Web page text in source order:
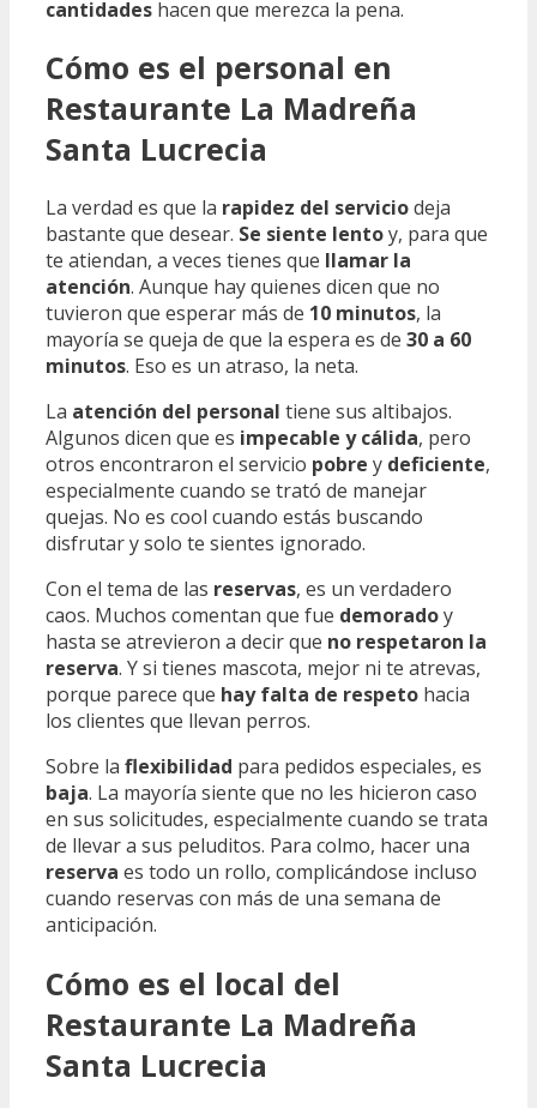
cantidades hacen que merezca la pena.
Cómo es el personal en
Restaurante La Madreña
Santa Lucrecia
La verdad es que la rapidez del serviciodeja
bastante que desear. Se siente lentoy, para que
te atiendan, a veces tienes que llamar la
atención. Aunque hay quienes dicen que no
tuvieron que esperar más de 10 minutos, la
mayoría se queja de que la espera es de 30 a 60
minutos. Eso es un atraso, la neta.
La atención del personal tiene sus altibajos.
Algunos dicen que es impecable y cálida, pero
otros encontraron el servicio pobre y deficiente,
especialmente cuando se trató de manejar
quejas. No es cool cuando estás buscando
disfrutar y solo te sientes ignorado.
Con el tema de las reservas, es un verdadero
caos. Muchos comentan que fue demoradoy
hasta se atrevieron a decir que no respetaron la
reserva. Y si tienes mascota, mejor ni te atrevas,
porque parece que hay falta de respeto hacia
los clientes que llevan perros.
Sobre la flexibilidad para pedidos especiales, es
baja. La mayoría siente que no les hicieron caso
en sus solicitudes, especialmente cuando se trata
de llevar a sus peluditos. Para colmo, hacer una
reserva es todo un rollo, complicándose incluso
cuando reservas con más de una semana de
anticipación.
Cómo es el local del
Restaurante La Madreña
Santa Lucrecia